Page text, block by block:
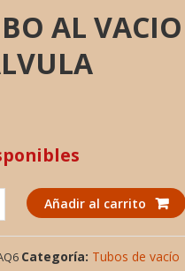
AL
Añadir al carrito
Categoría: Tubos de vacío